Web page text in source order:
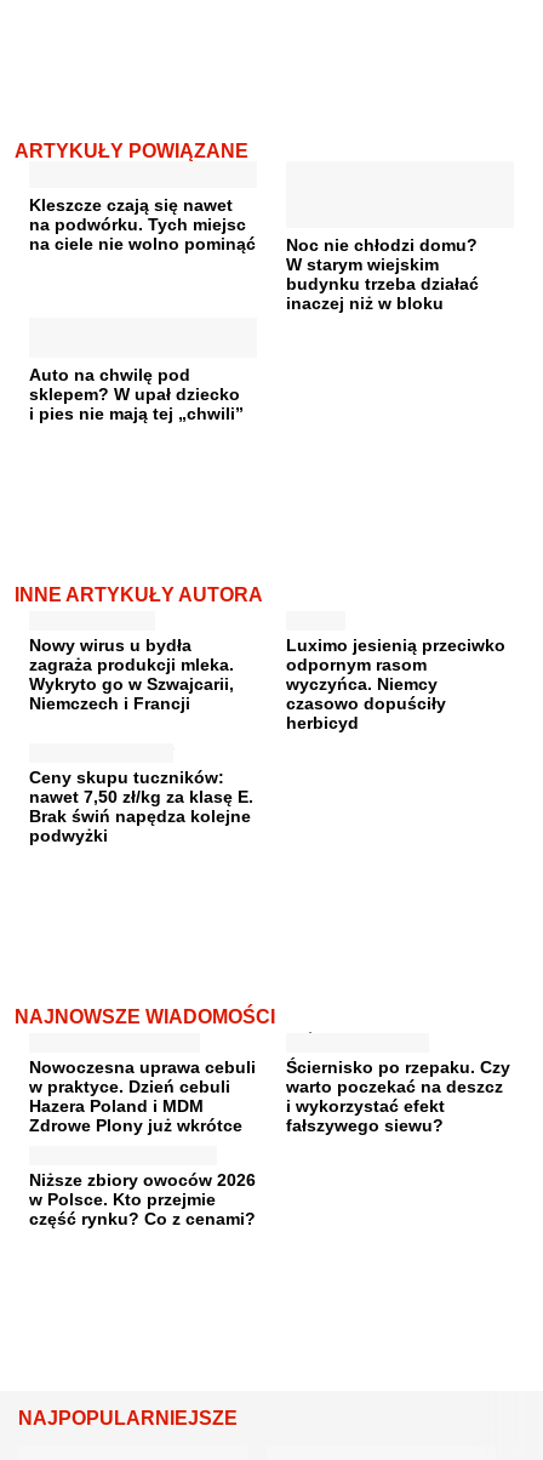
ARTYKUŁY POWIĄZANE
Kleszcze czają się nawet
na podwórku. Tych miejsc
na ciele nie wolno pominąć
Noc nie chłodzi domu?
W starym wiejskim
budynku trzeba działać
inaczej niż w bloku
Auto na chwilę pod
sklepem? W upał dziecko
i pies nie mają tej „chwili”
INNE ARTYKUŁY AUTORA
Nowy wirus u bydła
zagraża produkcji mleka.
Wykryto go w Szwajcarii,
Niemczech i Francji
Luximo jesienią przeciwko
odpornym rasom
wyczyńca. Niemcy
czasowo dopuściły
herbicyd
Ceny skupu tuczników:
nawet 7,50 zł/kg za klasę E.
Brak świń napędza kolejne
podwyżki
NAJNOWSZE WIADOMOŚCI
Nowoczesna uprawa cebuli
w praktyce. Dzień cebuli
Hazera Poland i MDM
Zdrowe Plony już wkrótce
Ściernisko po rzepaku. Czy
warto poczekać na deszcz
i wykorzystać efekt
fałszywego siewu?
Niższe zbiory owoców 2026
w Polsce. Kto przejmie
część rynku? Co z cenami?
NAJPOPULARNIEJSZE